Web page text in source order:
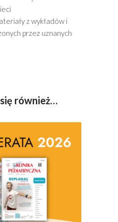
z wykładów i
przez uznanych
również…